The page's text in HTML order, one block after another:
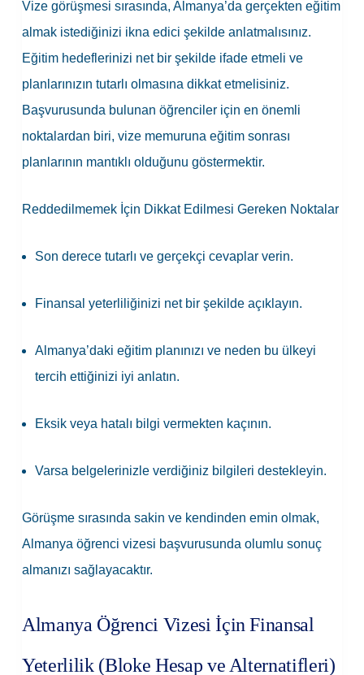
Vize görüşmesi sırasında, Almanya’da gerçekten eğitim
almak istediğinizi ikna edici şekilde anlatmalısınız.
Eğitim hedeflerinizi net bir şekilde ifade etmeli ve
planlarınızın tutarlı olmasına dikkat etmelisiniz.
Başvurusunda bulunan öğrenciler için en önemli
noktalardan biri, vize memuruna eğitim sonrası
planlarının mantıklı olduğunu göstermektir.
Reddedilmemek İçin Dikkat Edilmesi Gereken Noktalar
Son derece tutarlı ve gerçekçi cevaplar verin.
Finansal yeterliliğinizi net bir şekilde açıklayın.
Almanya’daki eğitim planınızı ve neden bu ülkeyi
tercih ettiğinizi iyi anlatın.
Eksik veya hatalı bilgi vermekten kaçının.
Varsa belgelerinizle verdiğiniz bilgileri destekleyin.
Görüşme sırasında sakin ve kendinden emin olmak,
Almanya öğrenci vizesi başvurusunda olumlu sonuç
almanızı sağlayacaktır.
Almanya Öğrenci Vizesi İçin Finansal
Yeterlilik (Bloke Hesap ve Alternatifleri)